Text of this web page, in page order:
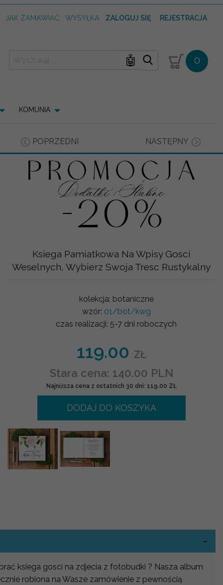
JAK ZAMAWIAĆ WYSYŁKA ZALOGUJ SIĘ REJESTRACJA
🤖 0
KOMUNIA
POPRZEDNI NASTĘPNY
Ksiega Pamiatkowa Na Wpisy Gosci
Weselnych, Wybierz Swoja Tresc Rustykalny
kolekcja: botaniczne
wzór: 01/bot/kwg
czas realizacji: 5-7 dni roboczych
119.00 ZŁ
Stara cena: 140.00 PLN
Najniższa cena z ostatnich 30 dni: 119.00 ZŁ
DODAJ DO KOSZYKA
ksiega gosci na zdjecia z fotobudki ? Nasza album
robiona na Wasze zamówienie z pewnością